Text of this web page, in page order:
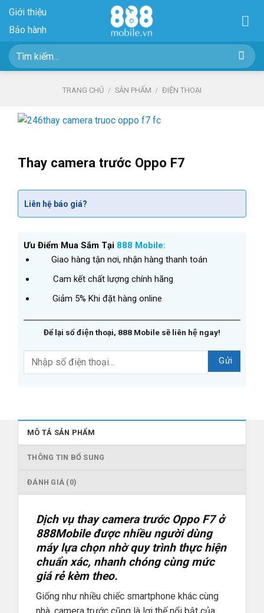
Skip
content
Giới thiệu
Bảo hành
Tìm
kiếm:
TRANG CHỦ / SẢN PHẨM / ĐIỆN THOẠI
Thay camera trước Oppo F7
Liên hệ báo giá?
Ưu Điểm Mua Sắm Tại 888 Mobile:
Giao hàng tận nơi, nhận hàng thanh toán
Cam kết chất lượng chính hãng
Giảm 5% Khi đặt hàng online
Để lại số điện thoại, 888 Mobile sẽ liên hệ ngay!
MÔ TẢ SẢN PHẨM
THÔNG TIN BỔ SUNG
ĐÁNH GIÁ (0)
Dịch vụ thay camera trước Oppo F7 ở
888Mobileđược nhiều người dùng
máy lựa chọn nhờ quy trình thực hiện
chuẩn xác, nhanh chóng cùng mức
giá rẻ kèm theo.
Giống như nhiều chiếc smartphone khác cùng